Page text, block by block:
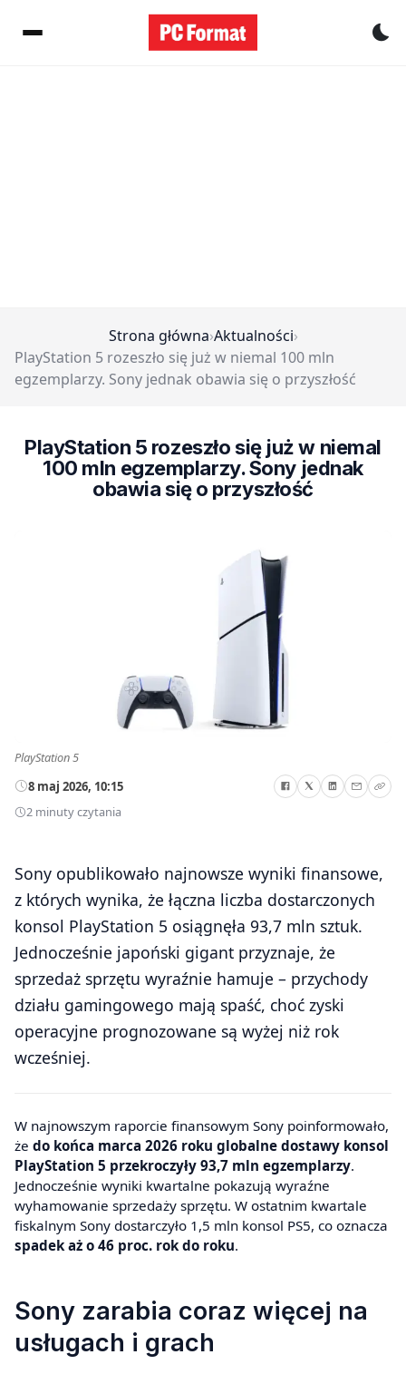
Strona główna›Aktualności›
PlayStation 5 rozeszło się już w niemal 100 mln
egzemplarzy. Sony jednak obawia się o przyszłość
PlayStation 5 rozeszło się już w niemal
100 mln egzemplarzy. Sony jednak
obawia się o przyszłość
PlayStation 5
8 maj 2026, 10:15
2 minuty czytania
Sony opublikowało najnowsze wyniki finansowe,
z których wynika, że łączna liczba dostarczonych
konsol PlayStation 5 osiągnęła 93,7 mln sztuk.
Jednocześnie japoński gigant przyznaje, że
sprzedaż sprzętu wyraźnie hamuje – przychody
działu gamingowego mają spaść, choć zyski
operacyjne prognozowane są wyżej niż rok
wcześniej.
W najnowszym raporcie finansowym Sony poinformowało,
że do końca marca 2026 roku globalne dostawy konsol
PlayStation 5 przekroczyły 93,7 mln egzemplarzy.
Jednocześnie wyniki kwartalne pokazują wyraźne
wyhamowanie sprzedaży sprzętu. W ostatnim kwartale
fiskalnym Sony dostarczyło 1,5 mln konsol PS5, co oznacza
spadek aż o 46 proc. rok do roku.
Sony zarabia coraz więcej na
usługach i grach